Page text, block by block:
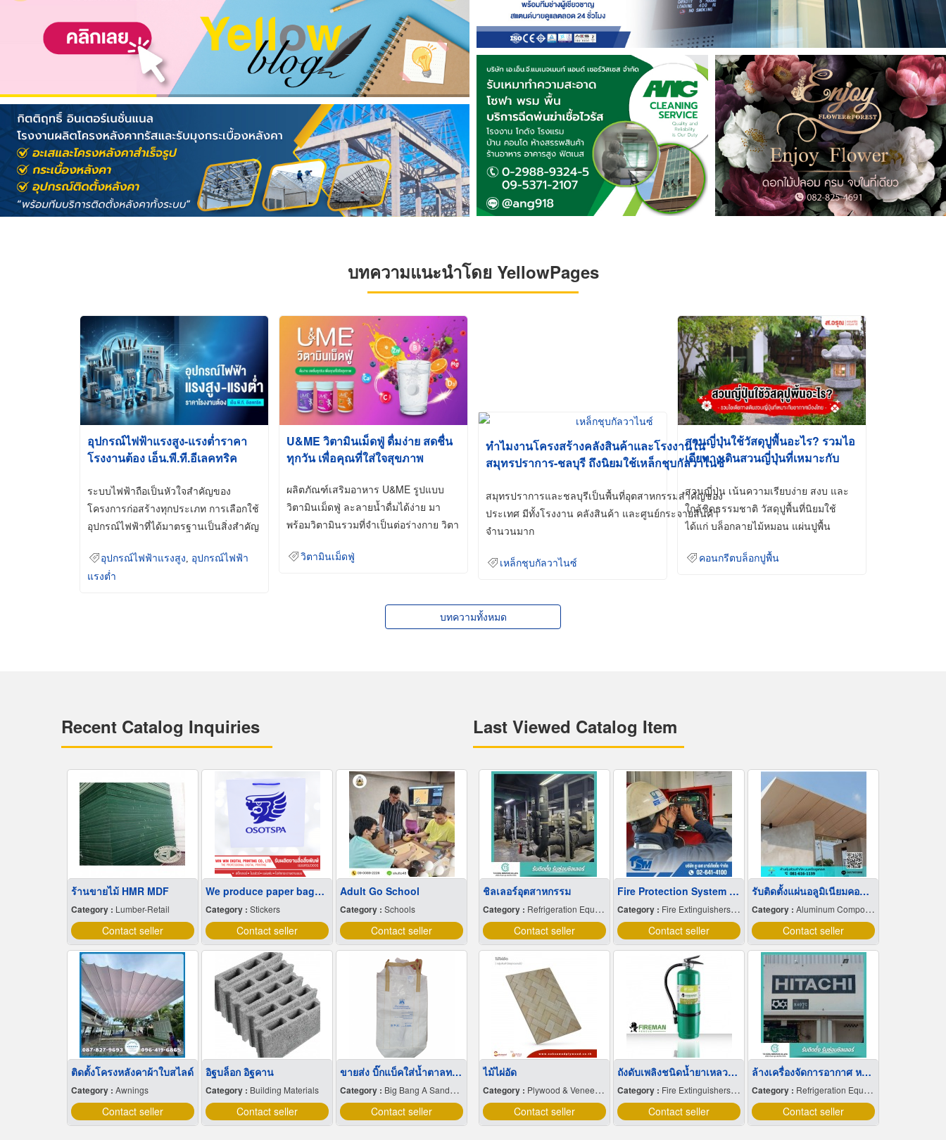
บทความแนะนำโดย YellowPages
อุปกรณ์ไฟฟ้าแรงสูง-แรงต่ำราคา
โรงงานต้อง เอ็น.พี.ที.อีเลคทริค
ระบบไฟฟ้าถือเป็นหัวใจสำคัญของ
โครงการก่อสร้างทุกประเภท การเลือกใช้
อุปกรณ์ไฟฟ้าที่ได้มาตรฐานเป็นสิ่งสำคัญ
อุปกรณ์ไฟฟ้าแรงสูง
อุปกรณ์ไฟฟ้า
แรงต่ำ
U&ME วิตามินเม็ดฟู่ ดื่มง่าย สดชื่น
ทุกวัน เพื่อคุณที่ใส่ใจสุขภาพ
ผลิตภัณฑ์เสริมอาหาร U&ME รูปแบบ
วิตามินเม็ดฟู่ ละลายน้ำดื่มได้ง่าย มา
พร้อมวิตามินรวมที่จำเป็นต่อร่างกาย วิตา
วิตามินเม็ดฟู่
ทำไมงานโครงสร้างคลังสินค้าและโรงงานใน
สมุทรปราการ-ชลบุรี ถึงนิยมใช้เหล็กชุบกัลวาไนซ์
สมุทรปราการและชลบุรีเป็นพื้นที่อุตสาหกรรมสำคัญของ
ประเทศ มีทั้งโรงงาน คลังสินค้า และศูนย์กระจายสินค้า
จำนวนมาก
เหล็กชุบกัลวาไนซ์
สวนญี่ปุ่นใช้วัสดุปูพื้นอะไร? รวมไอ
เดียทางเดินสวนญี่ปุ่นที่เหมาะกับ
สวนญี่ปุ่น เน้นความเรียบง่าย สงบ และ
ใกล้ชิดธรรมชาติ วัสดุปูพื้นที่นิยมใช้
ได้แก่ บล็อกลายไม้หมอน แผ่นปูพื้น
คอนกรีตบล็อกปูพื้น
บทความทั้งหมด
Recent Catalog Inquiries
ร้านขายไม้ HMR MDF
Category : Lumber-Retail
Contact seller
We produce paper bags at low prices.
Category : Stickers
Contact seller
Adult Go School
Category :Schools
Contact seller
ติดตั้งโครงหลังคาผ้าใบสไลด์
Category : Awnings
Contact seller
อิฐบล็อก อิฐคาน
Category : Building Materials
Contact seller
ขายส่ง บิ๊กแบ็คใส่น้ำตาลทราย สมุทรปราการ
Category : Big Bang A Sandbag.
Contact seller
Last Viewed Catalog Item
ชิลเลอร์อุตสาหกรรม
Category : Refrigeration Equipment-Commercial
Contact seller
Fire Protection System Inspection and Maintenance Services
Category : Fire Extinguishers & Equipment
Contact seller
รับติดตั้งแผ่นอลูมิเนียมคอมโพสิต นครปฐม
Category :Aluminum Composite
Contact seller
ไม้ไผ่อัด
Category : Plywood & Veneer-Dealers
Contact seller
ถังดับเพลิงชนิดน้ำยาเหลวระเหย
Category : Fire Extinguishers & Equipment
Contact seller
ล้างเครื่องจัดการอากาศ หรือ AHU (Air Handling Unit)
Category : Refrigeration Equipment-Commercial
Contact seller